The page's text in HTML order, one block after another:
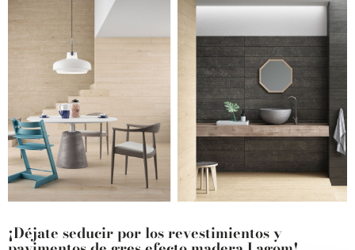
¡Déjate seducir por los revestimientos y